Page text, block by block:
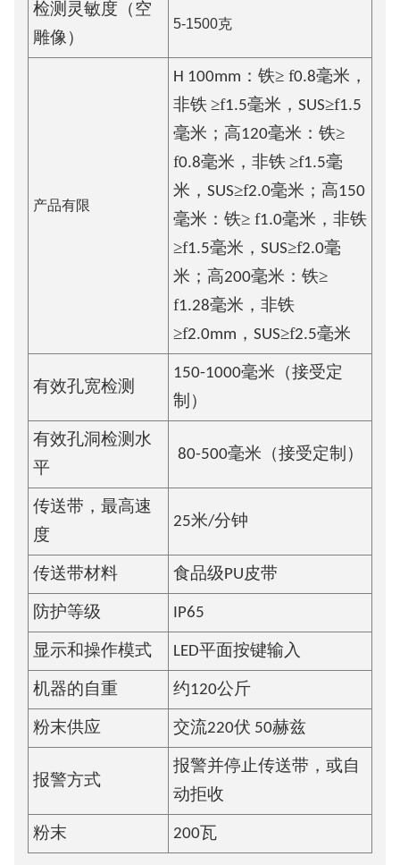
检测灵敏度（空
雕像）
5-1500克
产品有限
H 100mm：铁≥ f0.8毫米，
非铁 ≥f1.5毫米，SUS≥f1.5
毫米；高120毫米：铁≥
f0.8毫米，非铁 ≥f1.5毫
米，SUS≥f2.0毫米；高150
毫米：铁≥ f1.0毫米，非铁
≥f1.5毫米，SUS≥f2.0毫
米；高200毫米：铁≥
f1.28毫米，非铁
≥f2.0mm，SUS≥f2.5毫米
有效孔宽检测
150-1000毫米（接受定
制）
有效孔洞检测水
平
80-500毫米（接受定制）
传送带，最高速
度
25米/分钟
传送带材料 食品级PU皮带
防护等级 IP65
显示和操作模式 LED平面按键输入
机器的自重 约120公斤
粉末供应 交流220伏 50赫兹
报警方式
报警并停止传送带，或自
动拒收
粉末 200瓦